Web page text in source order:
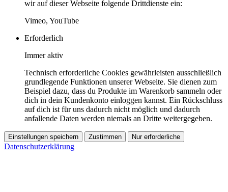
wir auf dieser Webseite folgende Drittdienste ein:
Vimeo, YouTube
Erforderlich
Immer aktiv
Technisch erforderliche Cookies gewährleisten ausschließlich
grundlegende Funktionen unserer Webseite. Sie dienen zum
Beispiel dazu, dass du Produkte im Warenkorb sammeln oder
dich in dein Kundenkonto einloggen kannst. Ein Rückschluss
auf dich ist für uns dadurch nicht möglich und dadurch
anfallende Daten werden niemals an Dritte weitergegeben.
Einstellungen speichern Zustimmen Nur erforderliche
Datenschutzerklärung